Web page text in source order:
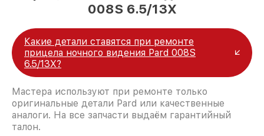
008S 6.5/13X
Какие детали ставятся при ремонте
прицела ночного видения Pard 008S
6.5/13X?
Мастера используют при ремонте только
оригинальные детали Pard или качественные
аналоги. На все запчасти выдаём гарантийный
талон.